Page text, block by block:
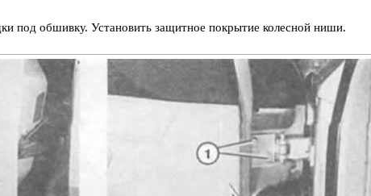
под обшивку. Установить защитное покрытие колесной ниши.